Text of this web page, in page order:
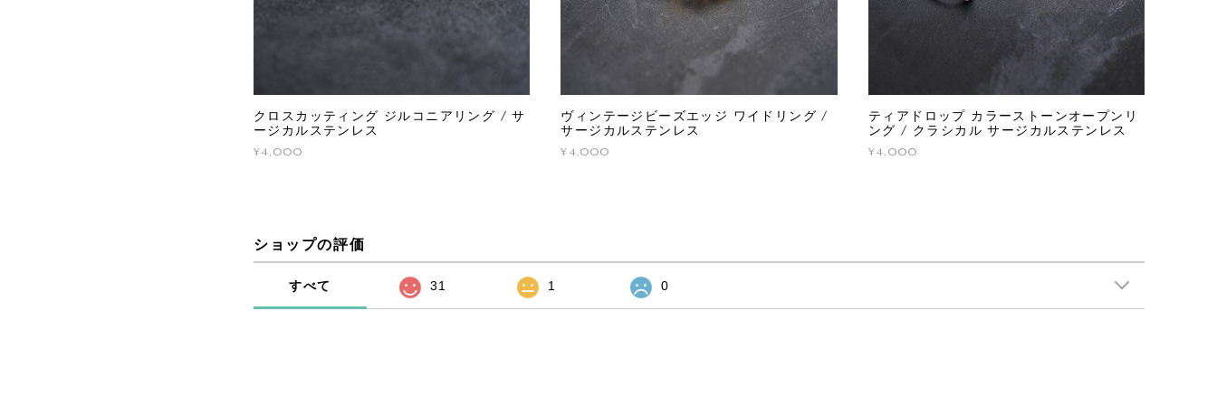
クロスカッティング ジルコニアリング / サ
ージカルステンレス
¥4,000
ヴィンテージビーズエッジ ワイドリング /
サージカルステンレス
¥4,000
ティアドロップ カラーストーンオープンリ
ング / クラシカル サージカルステンレス
¥4,000
ショップの評価
すべて 31 1 0